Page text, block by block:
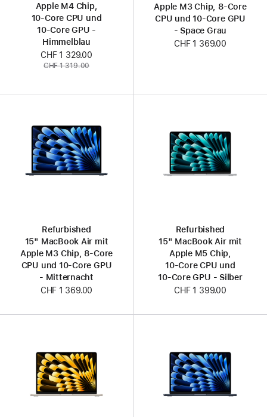
Apple M4 Chip,
10‑Core CPU und
10‑Core GPU -
Himmelblau
Jetzt
CHF 1 329.00
Vorher:
CHF 1 319.00
Apple M3 Chip, 8‑Core
CPU und 10‑Core GPU
- Space Grau
CHF 1 369.00
Refurbished
15" MacBook Air mit
Apple M3 Chip, 8‑Core
CPU und 10‑Core GPU
- Mitternacht
CHF 1 369.00
Refurbished
15" MacBook Air mit
Apple M5 Chip,
10‑Core CPU und
10‑Core GPU - Silber
CHF 1 399.00